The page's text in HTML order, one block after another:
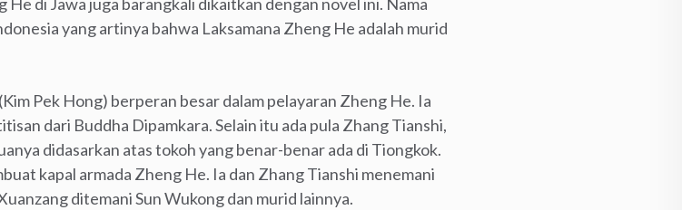
yang artinya bahwa Laksamana Zheng He adalah murid
Pek Hong) berperan besar dalam pelayaran Zheng He. Ia
dari Buddha Dipamkara. Selain itu ada pula Zhang Tianshi,
didasarkan atas tokoh yang benar-benar ada di Tiongkok.
kapal armada Zheng He. Ia dan Zhang Tianshi menemani
ditemani Sun Wukong dan murid lainnya.